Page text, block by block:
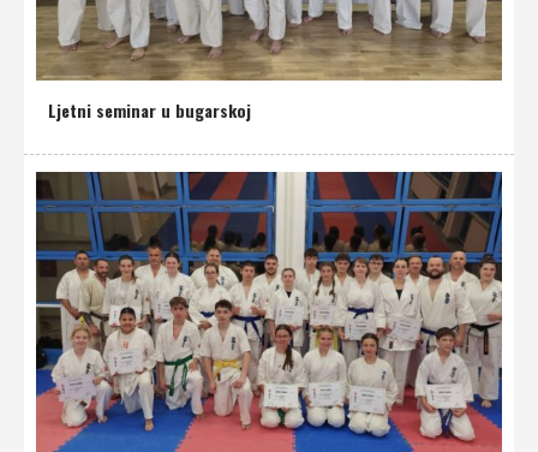
Ljetni seminar u bugarskoj